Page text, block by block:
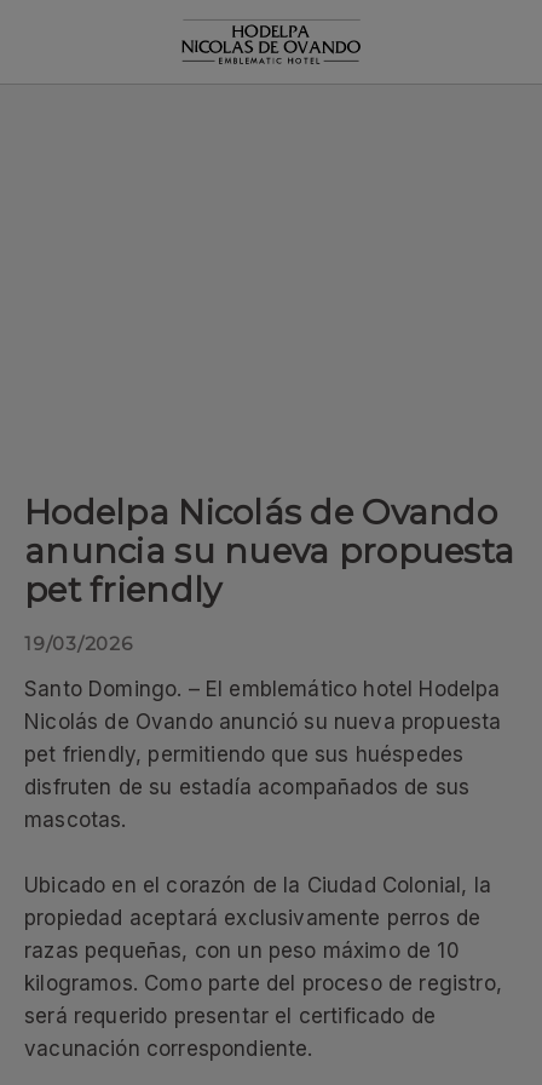
Hodelpa Nicolás de Ovando
anuncia su nueva propuesta
pet friendly
19/03/2026
Santo Domingo. – El emblemático hotel Hodelpa
Nicolás de Ovando anunció su nueva propuesta
pet friendly, permitiendo que sus huéspedes
disfruten de su estadía acompañados de sus
mascotas.
Ubicado en el corazón de la Ciudad Colonial, la
propiedad aceptará exclusivamente perros de
razas pequeñas, con un peso máximo de 10
kilogramos. Como parte del proceso de registro,
será requerido presentar el certificado de
vacunación correspondiente.